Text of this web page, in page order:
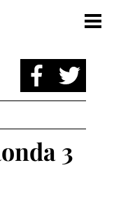
3